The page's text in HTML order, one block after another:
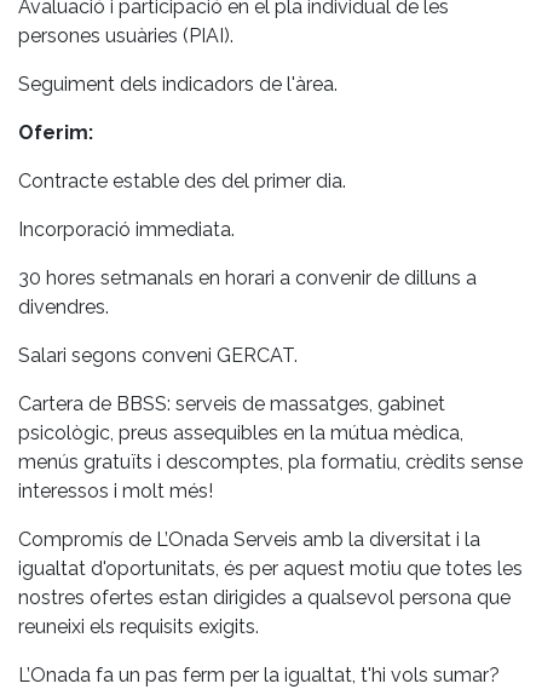
Avaluació i participació en el pla individual de les
persones usuàries (PIAI).
Seguiment dels indicadors de l'àrea.
Oferim:
Contracte estable des del primer dia.
Incorporació immediata.
30 hores setmanals en horari a convenir de dilluns a
divendres.
Salari segons conveni GERCAT.
Cartera de BBSS: serveis de massatges, gabinet
psicològic, preus assequibles en la mútua mèdica,
menús gratuïts i descomptes, pla formatiu, crèdits sense
interessos i molt més!
Compromís de L’Onada Serveis amb la diversitat i la
igualtat d'oportunitats, és per aquest motiu que totes les
nostres ofertes estan dirigides a qualsevol persona que
reuneixi els requisits exigits.
L’Onada fa un pas ferm per la igualtat, t'hi vols sumar?